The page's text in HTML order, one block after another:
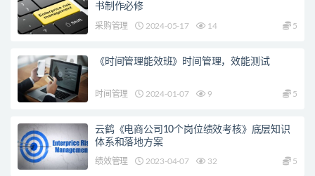
书制作必修
采购管理 2024-05-17 14 5
《时间管理能效班》时间管理，效能测试
时间管理 2024-01-07 9 5
云鹤《电商公司10个岗位绩效考核》底层知识
体系和落地方案
绩效管理 2023-04-07 32 5